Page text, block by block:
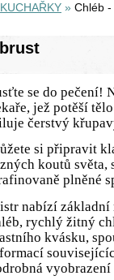
KUCHAŘKY » Chléb
se do pečení!
jež potěší
čerstvý
si připravit
koutů světa,
plněné
nabízí základní
rychlý žitný
kvásku,